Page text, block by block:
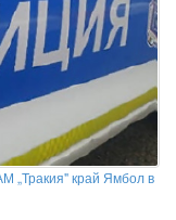
„Тракия" край Ямбол в